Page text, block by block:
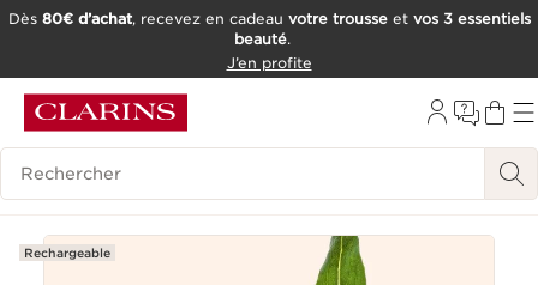
OUTIL D'ACCESSIBILITÉ
Dès 80€ d’achat, recevez en cadeau votre trousseet vos 3 essentiels
beauté.
J’en profite
Historique des recherches
Rechargeable